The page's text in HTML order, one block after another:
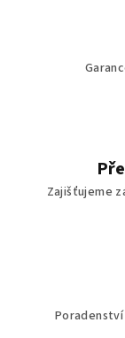
Zajišťujeme